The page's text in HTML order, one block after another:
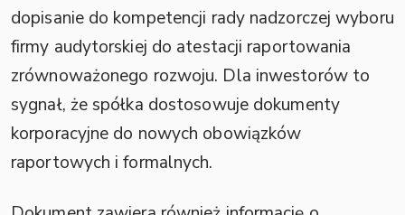
dopisanie do kompetencji rady nadzorczej wyboru
firmy audytorskiej do atestacji raportowania
zrównoważonego rozwoju. Dla inwestorów to
sygnał, że spółka dostosowuje dokumenty
korporacyjne do nowych obowiązków
raportowych i formalnych.